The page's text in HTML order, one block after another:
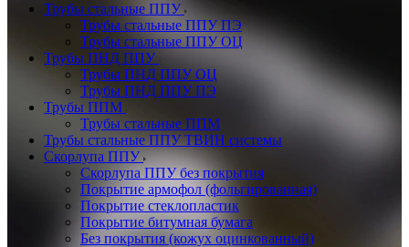
Трубы стальные ППУ
Трубы стальные ППУ ПЭ
Трубы стальные ППУ ОЦ
Трубы ПНД ППУ
Трубы ПНД ППУ ОЦ
Трубы ПНД ППУ ПЭ
Трубы ППМ
Трубы стальные ППМ
Трубы стальные ППУ ТВИН системы
Скорлупа ППУ
Скорлупа ППУ без покрытия
Покрытие армофол (фольгированная)
Покрытие стеклопластик
Покрытие битумная бумага
Без покрытия (кожух оцинкованный)